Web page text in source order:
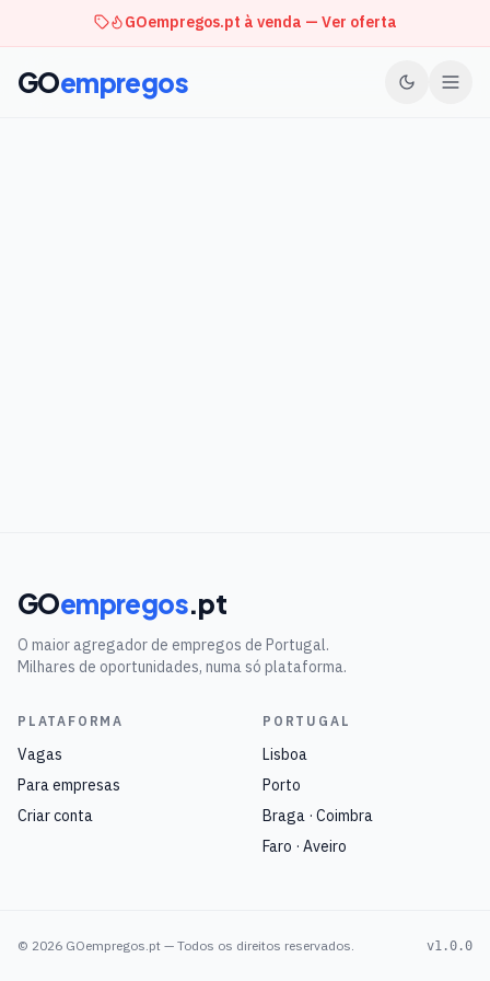
GOempregos.pt à venda — Ver oferta
GOempregos
GOempregos.pt
O maior agregador de empregos de Portugal.
Milhares de oportunidades, numa só plataforma.
PLATAFORMA
Vagas
Para empresas
Criar conta
PORTUGAL
Lisboa
Porto
Braga · Coimbra
Faro · Aveiro
© 2026 GOempregos.pt — Todos os direitos reservados. v1.0.0